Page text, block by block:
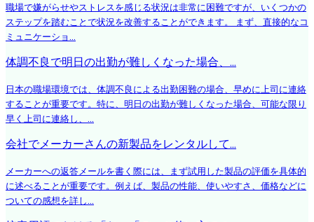
職場で嫌がらせやストレスを感じる状況は非常に困難ですが、いくつかの
ステップを踏むことで状況を改善することができます。 まず、直接的なコ
ミュニケーショ...
体調不良で明日の出勤が難しくなった場合、...
日本の職場環境では、体調不良による出勤困難の場合、早めに上司に連絡
することが重要です。特に、明日の出勤が難しくなった場合、可能な限り
早く上司に連絡し、...
会社でメーカーさんの新製品をレンタルして...
メーカーへの返答メールを書く際には、まず試用した製品の評価を具体的
に述べることが重要です。例えば、製品の性能、使いやすさ、価格などに
ついての感想を詳し...